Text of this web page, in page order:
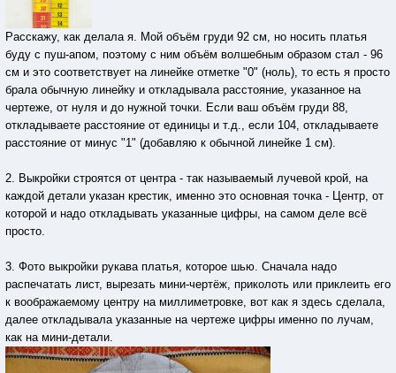
Расскажу, как делала я. Мой объём груди 92 см, но носить платья
буду с пуш-апом, поэтому с ним объём волшебным образом стал - 96
см и это соответствует на линейке отметке "0" (ноль), то есть я просто
брала обычную линейку и откладывала расстояние, указанное на
чертеже, от нуля и до нужной точки. Если ваш объём груди 88,
откладываете расстояние от единицы и т.д., если 104, откладываете
расстояние от минус "1" (добавляю к обычной линейке 1 см).
2. Выкройки строятся от центра - так называемый лучевой крой, на
каждой детали указан крестик, именно это основная точка - Центр, от
которой и надо откладывать указанные цифры, на самом деле всё
просто.
3. Фото выкройки рукава платья, которое шью. Сначала надо
распечатать лист, вырезать мини-чертёж, приколоть или приклеить его
к воображаемому центру на миллиметровке, вот как я здесь сделала,
далее откладывала указанные на чертеже цифры именно по лучам,
как на мини-детали.